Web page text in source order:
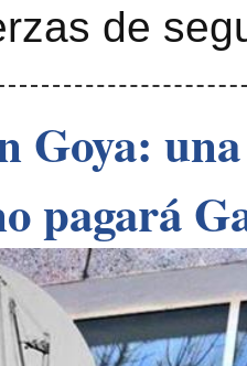
de
Goya:
pagará